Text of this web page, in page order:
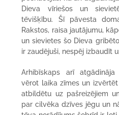
Dieva vīriešos un
tēvišķību. Šī pāvesta
Rakstos, raisa jautājumu,
un sievietes šo Dieva
ir zaudējuši, nespēj izbaudīt
Arhibīskaps arī
vērot laika zīmes un
atbildētu uz pašreizējiem
par cilvēka dzīves jēgu un